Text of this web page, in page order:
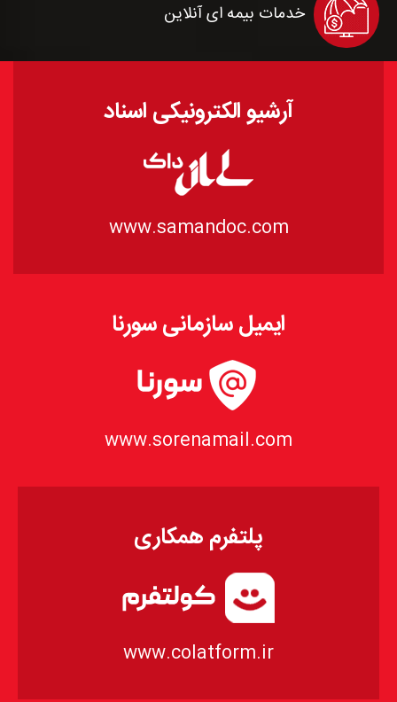
خدمات بیمه ای آنلاین
آرشیو الکترونیکی اسناد
www.samandoc.com
ایمیل سازمانی سورنا
www.sorenamail.com
پلتفرم همکاری
www.colatform.ir